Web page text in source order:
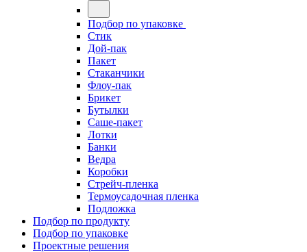
Подбор по упаковке
Стик
Дой-пак
Пакет
Стаканчики
Флоу-пак
Брикет
Бутылки
Саше-пакет
Лотки
Банки
Ведра
Коробки
Стрейч-пленка
Термоусадочная пленка
Подложка
Подбор по продукту
Подбор по упаковке
Проектные решения